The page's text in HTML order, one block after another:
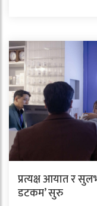
प्रत्यक्ष आयात र
डटकम’ सुरु